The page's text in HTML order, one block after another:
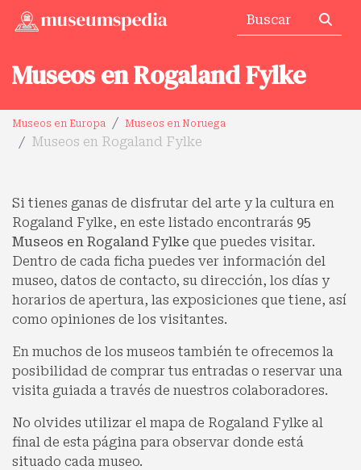
Museos en Rogaland Fylke
Museos en Europa Museos en Noruega
Museos en Rogaland Fylke
Si tienes ganas de disfrutar del arte y la cultura en
Rogaland Fylke, en este listado encontrarás 95
Museos en Rogaland Fylke que puedes visitar.
Dentro de cada ficha puedes ver información del
museo, datos de contacto, su dirección, los días y
horarios de apertura, las exposiciones que tiene, así
como opiniones de los visitantes.
En muchos de los museos también te ofrecemos la
posibilidad de comprar tus entradas o reservar una
visita guiada a través de nuestros colaboradores.
No olvides utilizar el mapa de Rogaland Fylke al
final de esta página para observar donde está
situado cada museo.